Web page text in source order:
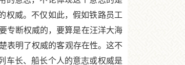
权威。不仅如此，假如铁路员工
专断权威的，要算是在汪洋大海
表明了权威的客观存在性。这不
车长、船长个人的意志或权威是